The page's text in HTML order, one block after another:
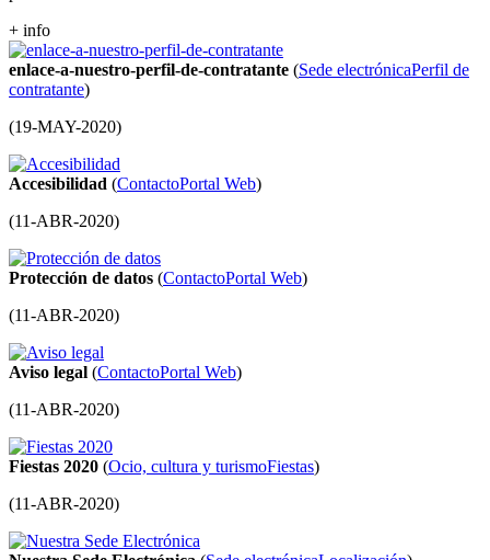
+ info
enlace-a-nuestro-perfil-de-contratante (Sede electrónicaPerfil de
contratante)
(19-MAY-2020)
Accesibilidad (ContactoPortal Web)
(11-ABR-2020)
Protección de datos (ContactoPortal Web)
(11-ABR-2020)
Aviso legal (ContactoPortal Web)
(11-ABR-2020)
Fiestas 2020 (Ocio, cultura y turismoFiestas)
(11-ABR-2020)